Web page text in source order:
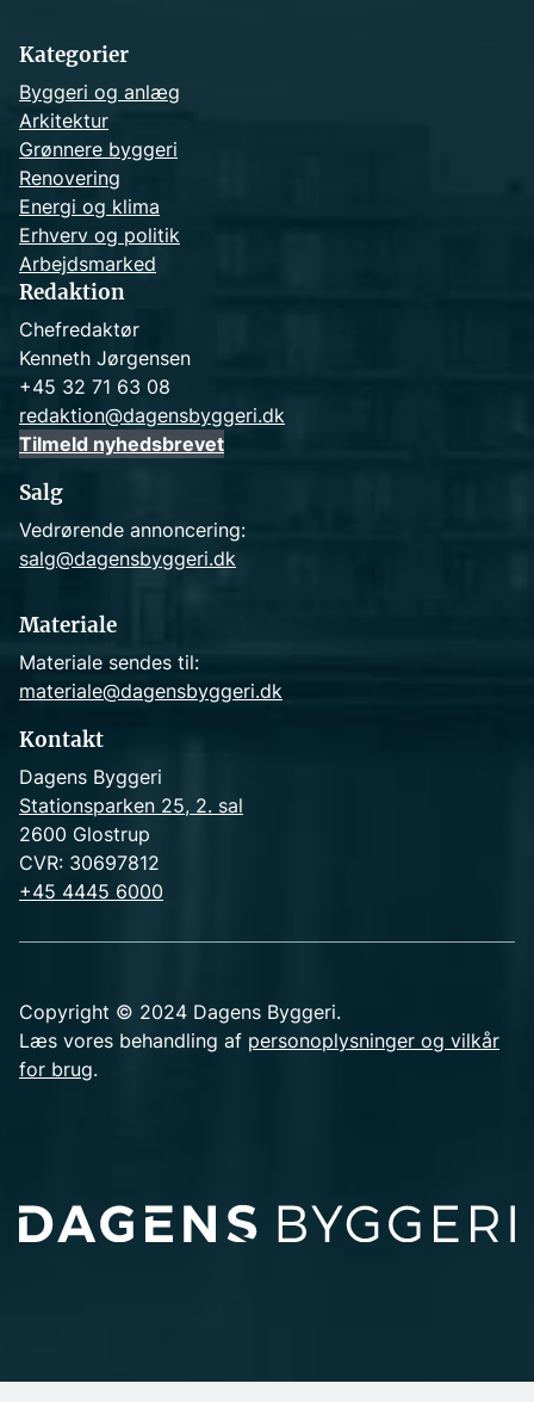
Kategorier
Byggeri og anlæg
Arkitektur
Grønnere byggeri
Renovering
Energi og klima
Erhverv og politik
Arbejdsmarked
Redaktion
Chefredaktør
Kenneth Jørgensen
+45 32 71 63 08
redaktion@dagensbyggeri.dk
Tilmeld nyhedsbrevet
Salg
Vedrørende annoncering:
salg@dagensbyggeri.dk
Materiale
Materiale sendes til:
materiale@dagensbyggeri.dk
Kontakt
Dagens Byggeri
Stationsparken 25, 2. sal
2600 Glostrup
CVR: 30697812
+45 4445 6000
Copyright © 2024 Dagens Byggeri.
Læs vores behandling af personoplysninger og vilkår
for brug.